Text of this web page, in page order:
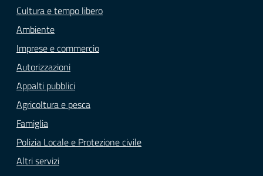
Cultura e tempo libero
Ambiente
Imprese e commercio
Autorizzazioni
Appalti pubblici
Agricoltura e pesca
Famiglia
Polizia Locale e Protezione civile
Altri servizi